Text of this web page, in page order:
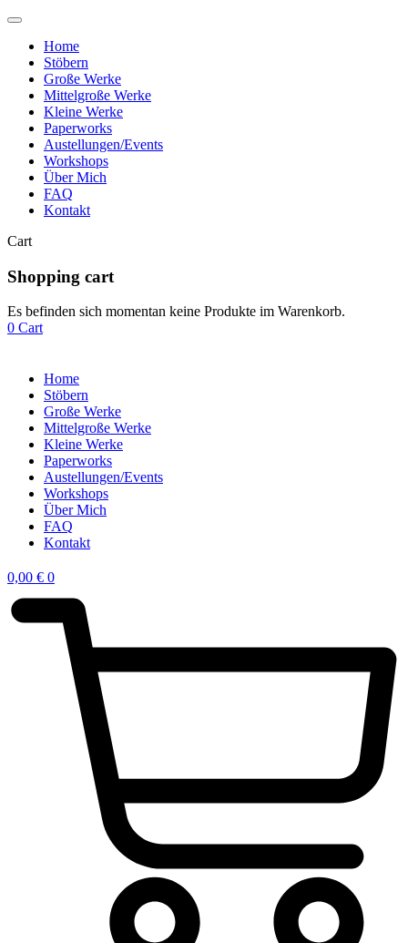
Home
Stöbern
Große Werke
Mittelgroße Werke
Kleine Werke
Paperworks
Austellungen/Events
Workshops
Über Mich
FAQ
Kontakt
Cart
Shopping cart
Es befinden sich momentan keine Produkte im Warenkorb.
0 Cart
Home
Stöbern
Große Werke
Mittelgroße Werke
Kleine Werke
Paperworks
Austellungen/Events
Workshops
Über Mich
FAQ
Kontakt
0,00 € 0